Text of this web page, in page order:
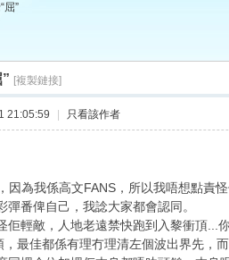
屈”
[複製鏈接]
21:05:59 只看該作者
因為我係高文FANS，所以我唔想點責怪
彈番俾自己，我諗大家都會認同。
佢輕敵，人地老遠禁快跑到入黎衝頂...
最佳都係有理冇理清左個波出界先，